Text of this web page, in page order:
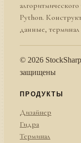
Python.
данные,
© 2026
защищены
ПРОДУКТЫ
Дизайнер
Гидра
Терминал